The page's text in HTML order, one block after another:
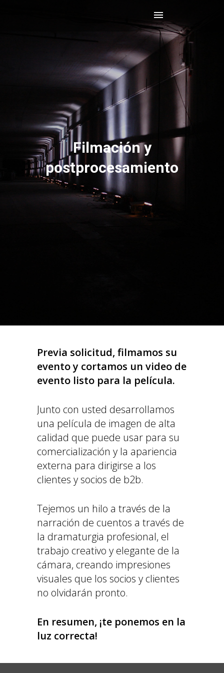
Filmación y
postprocesamiento
Previa solicitud, filmamos su
evento y cortamos un video de
evento listo para la película.
Junto con usted desarrollamos
una película de imagen de alta
calidad que puede usar para su
comercialización y la apariencia
externa para dirigirse a los
clientes y socios de b2b.
Tejemos un hilo a través de la
narración de cuentos a través de
la dramaturgia profesional, el
trabajo creativo y elegante de la
cámara, creando impresiones
visuales que los socios y clientes
no olvidarán pronto.
En resumen, ¡te ponemos en la
luz correcta!